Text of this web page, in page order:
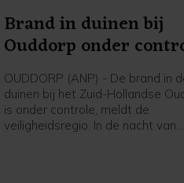
Brand in duinen bij
Ouddorp onder
OUDDORP (ANP) - De brand in
duinen bij het Zuid-Hollandse
is onder controle, meldt de
veiligheidsregio. In de nacht van